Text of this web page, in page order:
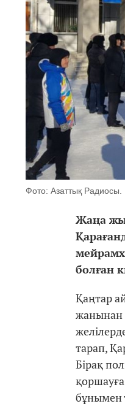
Фото: Азаттық Радиосы.
Жаңа
болған
Қаңтар
жанынан
тарап,
Бірақ
бұнымен